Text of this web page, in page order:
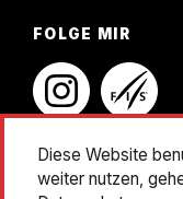
FOLGE MIR
instagramlinkedin
Impressum
Diese Website
weiter nutzen,